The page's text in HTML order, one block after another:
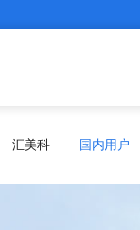
汇美科 国内用户